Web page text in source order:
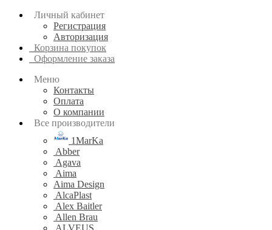
Личный кабинет
Регистрация
Авторизация
Корзина покупок
Оформление заказа
Меню
Контакты
Оплата
О компании
Все производители
1MarKa
Abber
Agava
Aima
Aima Design
AlcaPlast
Alex Baitler
Allen Brau
ALVEUS